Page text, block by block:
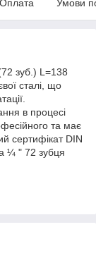
Оплата Умови
зуб.) L=138
сталі, що
в процесі
та має
сертифікат DIN
¼ " 72 зубця